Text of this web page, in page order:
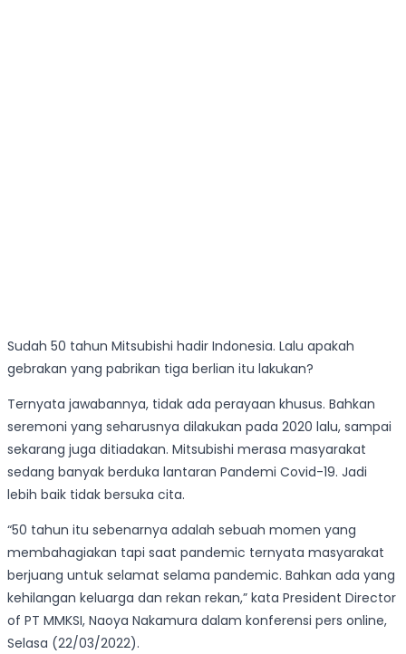
Sudah 50 tahun Mitsubishi hadir Indonesia. Lalu apakah
gebrakan yang pabrikan tiga berlian itu lakukan?
Ternyata jawabannya, tidak ada perayaan khusus. Bahkan
seremoni yang seharusnya dilakukan pada 2020 lalu, sampai
sekarang juga ditiadakan. Mitsubishi merasa masyarakat
sedang banyak berduka lantaran Pandemi Covid-19. Jadi
lebih baik tidak bersuka cita.
“50 tahun itu sebenarnya adalah sebuah momen yang
membahagiakan tapi saat pandemic ternyata masyarakat
berjuang untuk selamat selama pandemic. Bahkan ada yang
kehilangan keluarga dan rekan rekan,” kata President Director
of PT MMKSI, Naoya Nakamura dalam konferensi pers online,
Selasa (22/03/2022).